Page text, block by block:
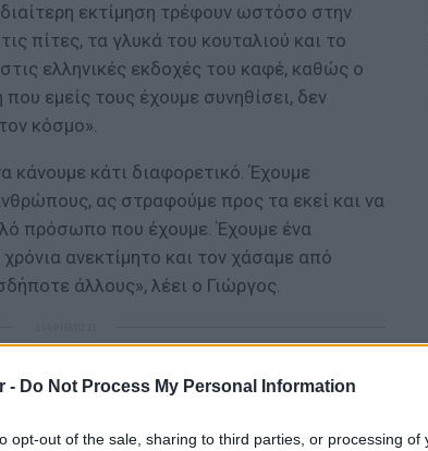
- Do Not Process My Personal Information
opt-out of the sale, sharing to third parties, or processing of
εκτίμηση τρέφουν ωστόσο στην
πίτες, τα γλυκά του κουταλιού και το
ελληνικές εκδοχές του καφέ, καθώς ο
εμείς τους έχουμε συνηθίσει, δεν
κόσμο».
κάνουμε κάτι διαφορετικό. Έχουμε
ας στραφούμε προς τα εκεί και να
πρόσωπο που έχουμε. Έχουμε ένα
ανεκτίμητο και τον χάσαμε από
άλλους», λέει ο Γιώργος.